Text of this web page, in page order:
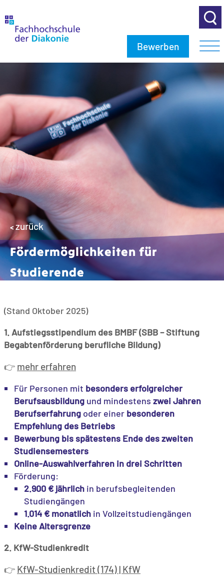
Bewerben
< zurück
Fördermöglichkeiten für
Studierende
(Stand Oktober 2025)
1. Aufstiegsstipendium des BMBF (SBB – Stiftung
Begabtenförderung berufliche Bildung)
👉 mehr erfahren
Für Personen mit besonders erfolgreicher
Berufsausbildung und mindestens zwei Jahren
Berufserfahrung oder einer besonderen
Empfehlung des Betriebs
Bewerbung bis spätestens Ende des zweiten
Studiensemesters
Online-Auswahlverfahren in drei Schritten
Förderung:
2.900 € jährlich in berufsbegleitenden
Studiengängen
1.014 € monatlich in Vollzeitstudiengängen
Keine Altersgrenze
2. KfW-Studienkredit
👉 KfW-Studienkredit (174) | KfW